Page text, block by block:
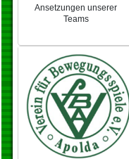
Ansetzungen unserer
Teams